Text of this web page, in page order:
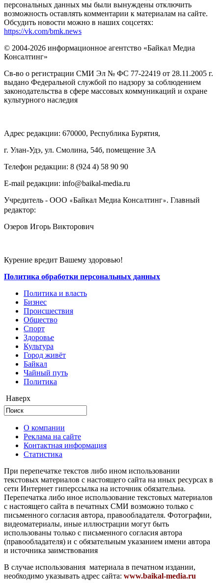
персональных данных мы были вынуждены отключить
возможность оставлять комментарии к материалам на сайте.
Обсудить новости можно в наших соцсетях:
https://vk.com/bmk.news
© 2004-2026 информационное агентство «Байкал Медиа
Консалтинг»
Св-во о регистрации СМИ Эл № ФС 77-22419 от 28.11.2005 г.
выдано Федеральной службой по надзору за соблюдением
законодательства в сфере массовых коммуникаций и охране
культурного наследия
Адрес редакции: 670000, Республика Бурятия,
г. Улан-Удэ, ул. Смолина, 54б, помещение 3А
Телефон редакции: ‎‎8 (924 4) 58 90 90
E-mail редакции: info@baikal-media.ru
Учредитель - ООО «Байкал Медиа Консалтинг». Главный
редактор:
Озеров Игорь Викторович
Курение вредит Вашему здоровью!
Политика обработки персональных данных
Политика и власть
Бизнес
Происшествия
Общество
Cпорт
Здоровье
Культура
Город живёт
Байкал
Чайный путь
Политика
Наверх
О компании
Реклама на сайте
Контактная информация
Статистика
При перепечатке текстов либо ином использовании
текстовых материалов с настоящего сайта на иных ресурсах в
сети Интернет гиперссылка на источник обязательна.
Перепечатка либо иное использование текстовых материалов
с настоящего сайта в печатных СМИ возможно только с
письменного согласия автора, правообладателя. Фотографии,
видеоматериалы, иные иллюстрации могут быть
использованы только с письменного согласия автора
(правообладателя) и с обязательным указанием имени автора
и источника заимствования
В случае использования материала в печатном издании,
необходимо указывать адрес сайта: www.baikal-media.ru